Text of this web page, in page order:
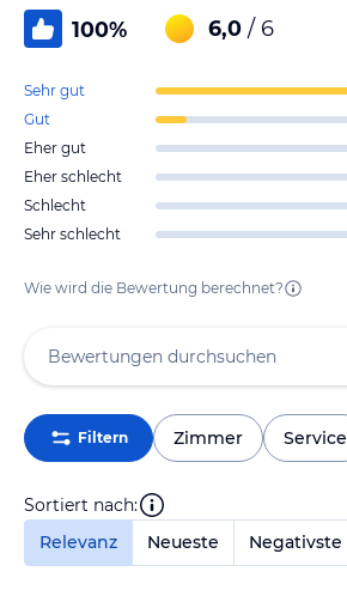
100% 6,0 / 6
Sehr gut
Gut
Eher gut
Eher schlecht
Schlecht
Sehr schlecht
Wie wird die Bewertung berechnet?
Filtern Zimmer Service
Sortiert nach:
Relevanz
Neueste Negativste